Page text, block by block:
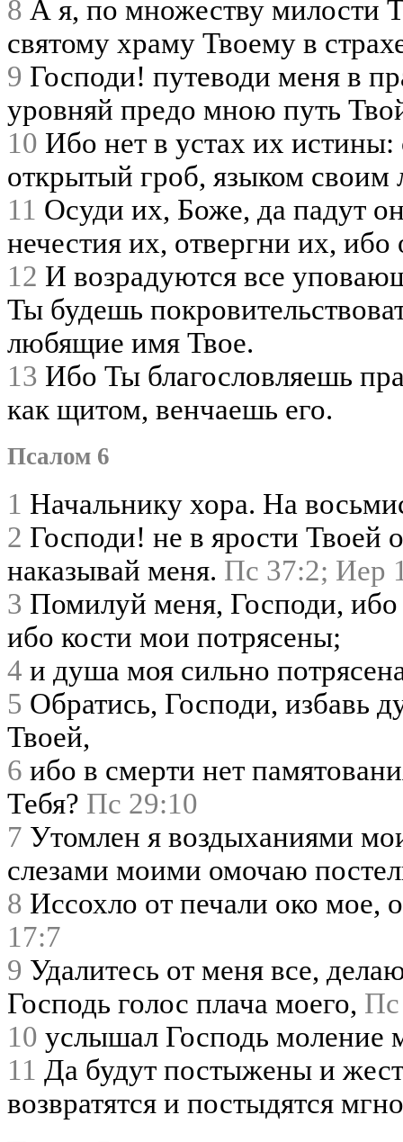
8 А я, по множеству милости
святому храму Твоему в
9 Господи! путеводи меня в
уровняй предо мною путь
10 Ибо нет в устах их истины:
открытый гроб, языком своим
11 Осуди их, Боже, да падут
нечестия их, отвергни их,
12 И возрадуются все
Ты будешь
любящие имя Твое.
13 Ибо Ты благословляешь
как щитом, венчаешь его.
Псалом 6
1 Начальнику хора. На
2 Господи! не в ярости Твоей
наказывай меня. Пс 37:2; Иер
3 Помилуй меня, Господи,
ибо кости мои потрясены;
4 и душа моя сильно
5 Обратись, Господи, избавь
Твоей,
6 ибо в смерти нет
Тебя? Пс 29:10
7 Утомлен я воздыханиями
слезами моими омочаю
8 Иссохло от печали око мое,
17:7
9 Удалитесь от меня все,
Господь голос плача моего, Пс
10 услышал Господь моление
11 Да будут постыжены и
возвратятся и постыдятся